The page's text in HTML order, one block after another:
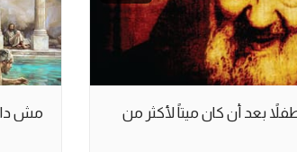
بعد أن كان ميتاً لأكثر من
مش